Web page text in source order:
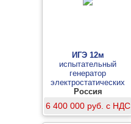
ИГЭ 12м
испытательный
генератор
электростатических
разрядов
Россия
6 400 000 руб. с НДС